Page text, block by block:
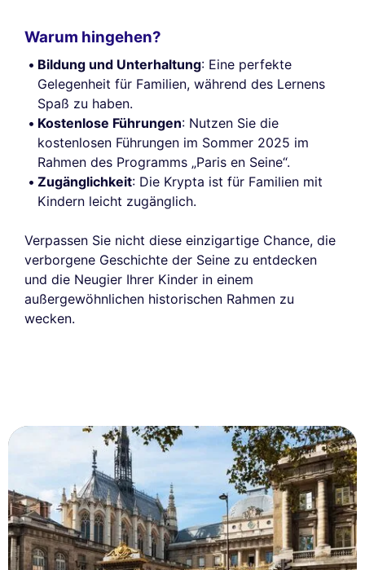
Warum hingehen?
Bildung und Unterhaltung: Eine perfekte
Gelegenheit für Familien, während des Lernens
Spaß zu haben.
Kostenlose Führungen: Nutzen Sie die
kostenlosen Führungen im Sommer 2025 im
Rahmen des Programms „Paris en Seine“.
Zugänglichkeit: Die Krypta ist für Familien mit
Kindern leicht zugänglich.
Verpassen Sie nicht diese einzigartige Chance, die
verborgene Geschichte der Seine zu entdecken
und die Neugier Ihrer Kinder in einem
außergewöhnlichen historischen Rahmen zu
wecken.